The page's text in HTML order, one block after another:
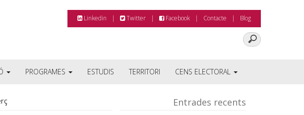
Linkedin Twitter Facebook Contacte Blog
PROGRAMES ESTUDIS TERRITORI CENS ELECTORAL
Entrades recents